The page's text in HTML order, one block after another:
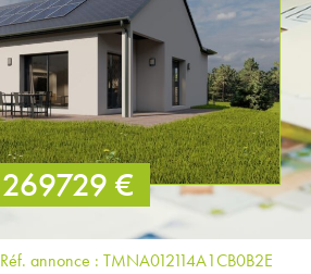
269729 €
Réf. annonce : TMNA012114A1CB0B2E